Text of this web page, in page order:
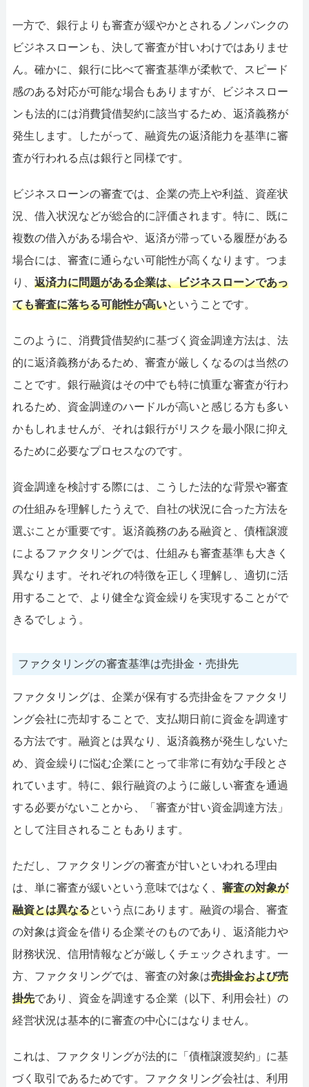
一方で、銀行よりも審査が緩やかとされるノンバンクの
ビジネスローンも、決して審査が甘いわけではありませ
ん。確かに、銀行に比べて審査基準が柔軟で、スピード
感のある対応が可能な場合もありますが、ビジネスロー
ンも法的には消費貸借契約に該当するため、返済義務が
発生します。したがって、融資先の返済能力を基準に審
査が行われる点は銀行と同様です。
ビジネスローンの審査では、企業の売上や利益、資産状
況、借入状況などが総合的に評価されます。特に、既に
複数の借入がある場合や、返済が滞っている履歴がある
場合には、審査に通らない可能性が高くなります。つま
り、 返済力に問題がある企業は、ビジネスローンであっ
ても審査に落ちる可能性が高いということです。
このように、消費貸借契約に基づく資金調達方法は、法
的に返済義務があるため、審査が厳しくなるのは当然の
ことです。銀行融資はその中でも特に慎重な審査が行わ
れるため、資金調達のハードルが高いと感じる方も多い
かもしれませんが、それは銀行がリスクを最小限に抑え
るために必要なプロセスなのです。
資金調達を検討する際には、こうした法的な背景や審査
の仕組みを理解したうえで、自社の状況に合った方法を
選ぶことが重要です。返済義務のある融資と、債権譲渡
によるファクタリングでは、仕組みも審査基準も大きく
異なります。それぞれの特徴を正しく理解し、適切に活
用することで、より健全な資金繰りを実現することがで
きるでしょう。
ファクタリングの審査基準は売掛金・売掛先
ファクタリングは、企業が保有する売掛金をファクタリ
ング会社に売却することで、支払期日前に資金を調達す
る方法です。融資とは異なり、返済義務が発生しないた
め、資金繰りに悩む企業にとって非常に有効な手段とさ
れています。特に、銀行融資のように厳しい審査を通過
する必要がないことから、「審査が甘い資金調達方法」
として注目されることもあります。
ただし、ファクタリングの審査が甘いといわれる理由
は、単に審査が緩いという意味ではなく、 審査の対象が
融資とは異なるという点にあります。融資の場合、審査
の対象は資金を借りる企業そのものであり、返済能力や
財務状況、信用情報などが厳しくチェックされます。一
方、ファクタリングでは、審査の対象は売掛金および売
掛先であり、資金を調達する企業（以下、利用会社）の
経営状況は基本的に審査の中心にはなりません。
これは、ファクタリングが法的に「債権譲渡契約」に基
づく取引であるためです。ファクタリング会社は、利用